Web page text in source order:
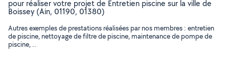
pour réaliser votre projet de Entretien piscine sur la ville de
Boissey (Ain, 01190, 01380)
Autres exemples de prestations réalisées par nos membres : entretien
de piscine, nettoyage de filtre de piscine, maintenance de pompe de
piscine, ..